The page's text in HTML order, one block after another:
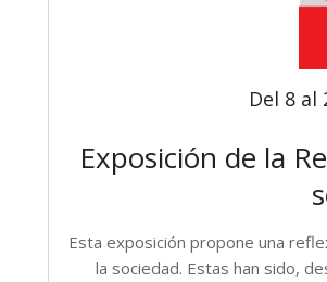
Del 8 al
Exposición de la
Esta exposición propone una
la sociedad. Estas han sido,